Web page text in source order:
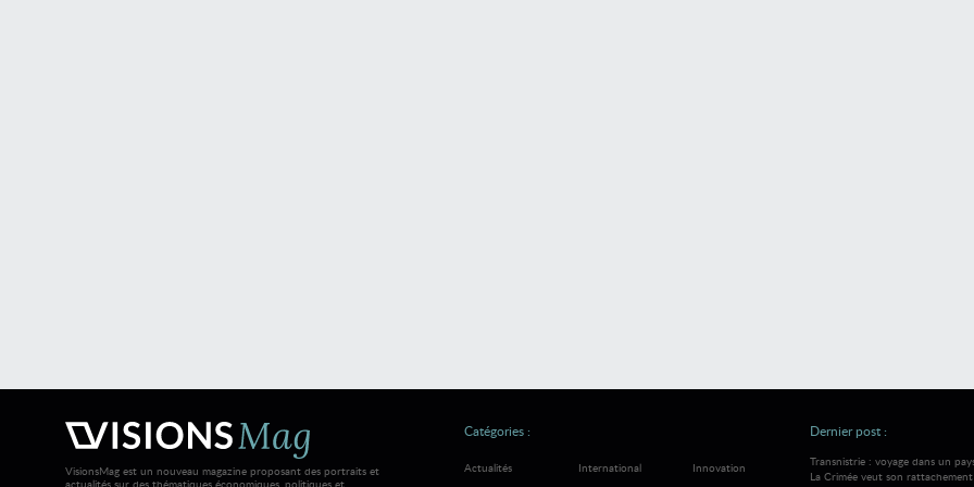
VisionsMag est un nouveau magazine proposant des portraits et
Catégories :
Actualités International Innovation
Dernier post :
Transnistrie : voyage dans un
La Crimée veut son